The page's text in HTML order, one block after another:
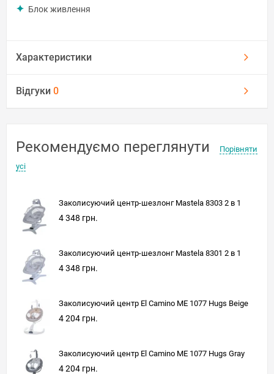
Блок живлення
Характеристики
Відгуки 0
Рекомендуємо переглянути
Порівняти
усі
Заколисуючий центр-шезлонг Mastela 8303 2 в 1
4 348 грн.
Заколисуючий центр-шезлонг Mastela 8301 2 в 1
4 348 грн.
Заколисуючий центр El Camino ME 1077 Hugs Beige
4 204 грн.
Заколисуючий центр El Camino ME 1077 Hugs Gray
4 204 грн.